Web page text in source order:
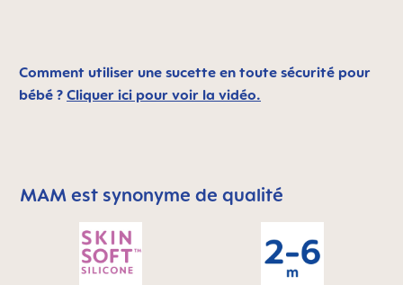
Comment utiliser une sucette en toute sécurité pour
bébé ? Cliquer ici pour voir la vidéo.
Skip MAM Means Quality Icon Bar
MAM est synonyme de qualité